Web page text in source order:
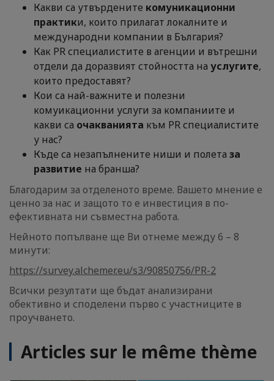
Какви са утвърдените комуникационни
практики, които прилагат локалните и
международни компании в България?
Как PR специалистите в агенции и вътрешни
отдели да доразвият стойността на услугите,
които предоставят?
Кои са най-важните и полезни
комуикационни услуги за компаниите и
какви са очакванията към PR специалистите
у нас?
Къде са незапълнените ниши и полета за
развитие на бранша?
Благодарим за отделеното време. Вашето мнение е
ценно за нас и защото то е инвестиция в по-
ефективната ни съвместна работа.
Нейното попълване ще Ви отнеме между 6 – 8
минути:
https://survey.alchemer.eu/s3/90850756/PR-2
Всички резултати ще бъдат анализирани
обективно и споделени първо с участниците в
проучването.
Articles sur le même thème